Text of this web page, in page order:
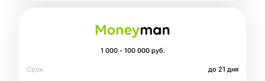
1 000 - 100 000 руб.
Срок
до 21 дня